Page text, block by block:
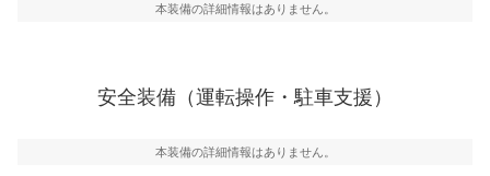
運転・駐車支援
グ・アシストやサイドブラインドモニターなどが装備さ
本装備の詳細情報はありません。
安全装備（運転操作・駐車支援）
本装備の詳細情報はありません。